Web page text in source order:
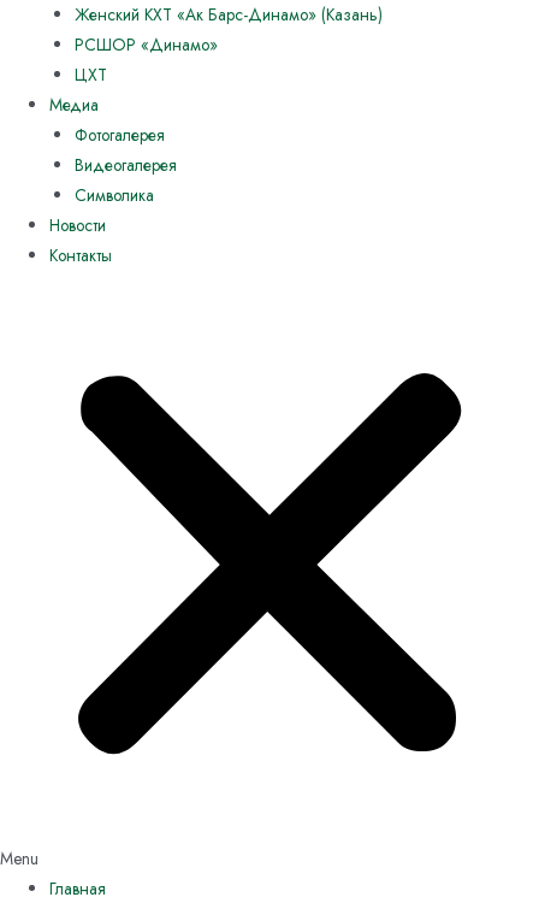
Женский КХТ «Ак Барс-Динамо» (Казань)
РСШОР «Динамо»
ЦХТ
Медиа
Фотогалерея
Видеогалерея
Символика
Новости
Контакты
Menu
Главная